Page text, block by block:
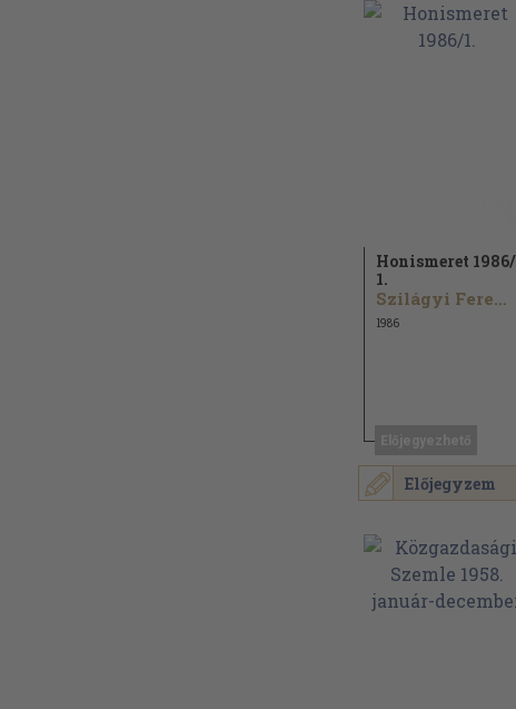
Előjegyzem
Honismeret 1986/
1.
Szilágyi Ferenc...
1986